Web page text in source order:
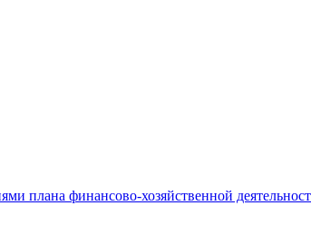
плана финансово-хозяйственной